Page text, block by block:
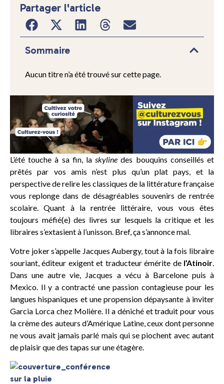
L’été touche à sa fin, laskylinedes bouquins conseillés et
prêtés par vos amis n’est plus qu’un plat pays, et la
perspective de relire les classiques de la littérature française
vous replonge dans de désagréables souvenirs de rentrée
scolaire. Quant à la rentrée littéraire, vous vous êtes
toujours méfié(e) des livres sur lesquels la critique et les
libraires s’extasient à l’unisson. Bref, ça s’annonce mal.
Votre joker s’appelle Jacques Aubergy, tout à la fois libraire
souriant, éditeur exigent et traducteur émérite del’Atinoir.
Dans une autre vie, Jacques a vécu à Barcelone puis à
Mexico. Il y a contracté une passion contagieuse pour les
langues hispaniques et une propension dépaysante à inviter
Garcia Lorca chez Molière. Il a déniché et traduit pour vous
la crème des auteurs d’Amérique Latine, ceux dont personne
ne vous avait jamais parlé mais qui se piochent avec autant
de plaisir que des tapas sur une étagère.
Partager l'article
Sommaire
Aucun titre n’a été trouvé sur cette page.